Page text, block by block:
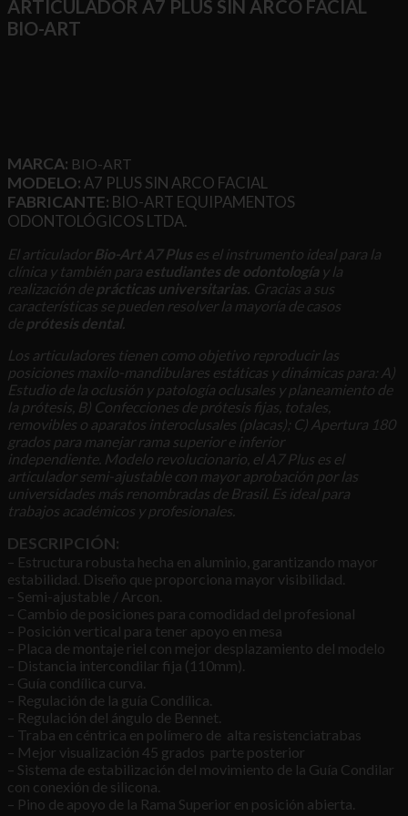
cantidad
ARTICULADOR A7 PLUS SIN ARCO FACIAL
BIO-ART
MARCA: BIO-ART
MODELO:A7 PLUS SIN ARCO FACIAL
FABRICANTE: BIO-ART EQUIPAMENTOS
ODONTOLÓGICOS LTDA.
El articuladorBio-Art A7 Plus es el instrumento ideal para la
clínica y también para estudiantes de odontologíay la
realización de prácticas universitarias. Gracias a sus
características se pueden resolver la mayoría de casos
de prótesis dental.
Los articuladores tienen como objetivo reproducir las
posiciones maxilo-mandibulares estáticas y dinámicas para: A)
Estudio de la oclusión y patología oclusales y planeamiento de
la prótesis, B) Confecciones de prótesis fijas, totales,
removibles o aparatos interoclusales (placas); C) Apertura 180
grados para manejar rama superior e inferior
independiente. Modelo revolucionario, el A7 Plus es el
articulador semi-ajustable con mayor aprobación por las
universidades más renombradas de Brasil. Es ideal para
trabajos académicos y profesionales.
DESCRIPCIÓN:
– Estructura robusta hecha en aluminio, garantizando mayor
estabilidad. Diseño que proporciona mayor visibilidad.
– Semi-ajustable / Arcon.
– Cambio de posiciones para comodidad del profesional
– Posición vertical para tener apoyo en mesa
– Placa de montaje riel con mejor desplazamiento del modelo
– Distancia intercondilar fija (110mm).
– Guía condílica curva.
– Regulación de la guía Condílica.
– Regulación del ángulo de Bennet.
– Traba en céntrica en polímero de alta resistenciatrabas
– Mejor visualización 45 grados parte posterior
– Sistema de estabilización del movimiento de la Guía Condilar
con conexión de silicona.
– Pino de apoyo de la Rama Superior en posición abierta.